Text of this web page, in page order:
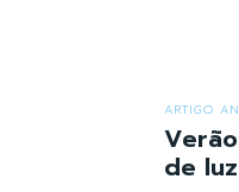
ARTIGO
de luz